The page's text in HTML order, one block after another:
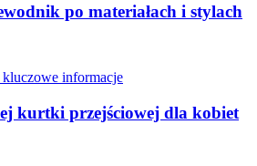
po materiałach i stylach
kurtki przejściowej dla kobiet